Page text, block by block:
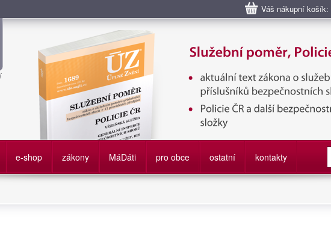
Váš nákupní
Služební poměr příslušníků bezpečnostních sborů, Policie ČR, Vězeňská
služby
e-shop zákony MáDáti pro obce ostatní kontakty